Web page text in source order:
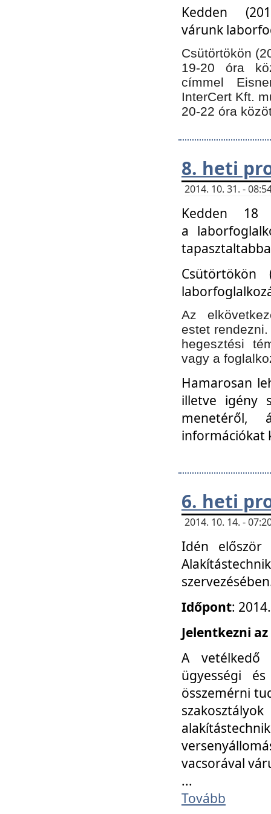
Kedden
várunk
Csütörtökön
19-20 óra
címmel
InterCert Kft.
20-22 óra
8. heti
2014. 10. 31. -
Kedden 18
a
Az
estet
hegesztési
vagy a
Hamarosan
illetve igény
menetéről,
információkat
6. heti
2014. 10. 14. -
Idén
Időpont:
Jelentkezni az
A vetélkedő
ügyességi
összemérni
vacsorával
...
Tovább